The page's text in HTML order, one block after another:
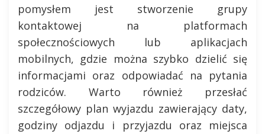
pomysłem jest stworzenie grupy
kontaktowej na platformach
społecznościowych lub aplikacjach
mobilnych, gdzie można szybko dzielić się
informacjami oraz odpowiadać na pytania
rodziców. Warto również przesłać
szczegółowy plan wyjazdu zawierający daty,
godziny odjazdu i przyjazdu oraz miejsca